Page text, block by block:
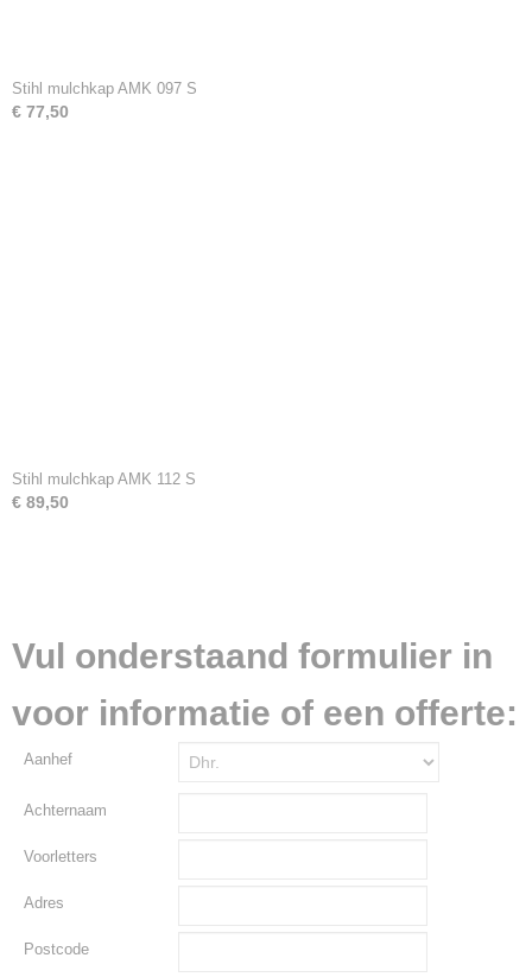
Stihl mulchkap AMK 097 S
€ 77,50
Stihl mulchkap AMK 112 S
€ 89,50
Vul onderstaand formulier in
voor informatie of een offerte:
Aanhef
Achternaam
Voorletters
Adres
Postcode